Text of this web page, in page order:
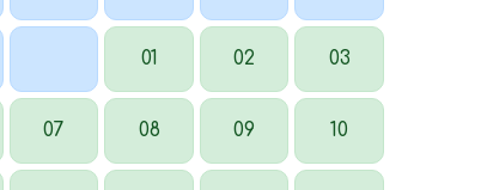
01 02 03
07 08 09 10